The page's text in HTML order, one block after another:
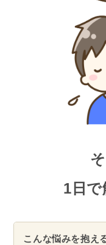
1日で
こんな悩みを抱え